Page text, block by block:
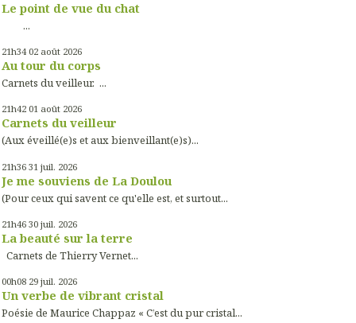
Le point de vue du chat
...
21h34 02 août 2026
Au tour du corps
Carnets du veilleur. ...
21h42 01 août 2026
Carnets du veilleur
(Aux éveillé(e)s et aux bienveillant(e)s)...
21h36 31 juil. 2026
Je me souviens de La Doulou
(Pour ceux qui savent ce qu'elle est, et surtout...
21h46 30 juil. 2026
La beauté sur la terre
Carnets de Thierry Vernet...
00h08 29 juil. 2026
Un verbe de vibrant cristal
Poésie de Maurice Chappaz « C’est du pur cristal...